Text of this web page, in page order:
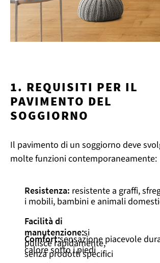
1. REQUISITI PER IL
PAVIMENTO DEL
SOGGIORNO
Il pavimento di un soggiorno deve
molte funzioni contemporaneamente:
Resistenza: resistente a graffi,
i mobili, bambini e animali
Facilità di
manutenzione:si
pulisce rapidamente,
senza prodotti specifici
Comfort:sensazione piacevole
calore sotto i piedi